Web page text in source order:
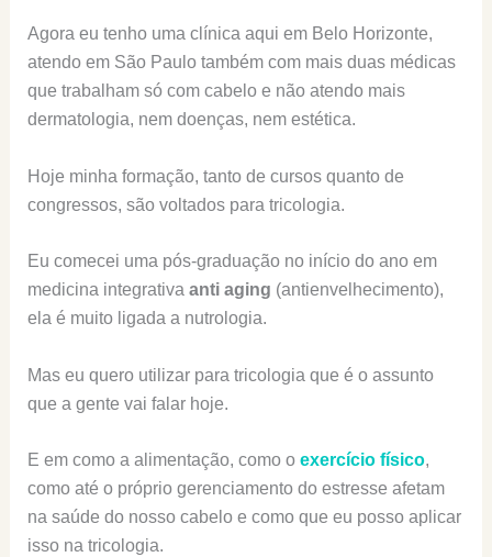
Agora eu tenho uma clínica aqui em Belo Horizonte,
atendo em São Paulo também com mais duas médicas
que trabalham só com cabelo e não atendo mais
dermatologia, nem doenças, nem estética.
Hoje minha formação, tanto de cursos quanto de
congressos, são voltados para tricologia.
Eu comecei uma pós-graduação no início do ano em
medicina integrativa anti aging (antienvelhecimento),
ela é muito ligada a nutrologia.
Mas eu quero utilizar para tricologia que é o assunto
que a gente vai falar hoje.
E em como a alimentação, como o exercício físico,
como até o próprio gerenciamento do estresse afetam
na saúde do nosso cabelo e como que eu posso aplicar
isso na tricologia.